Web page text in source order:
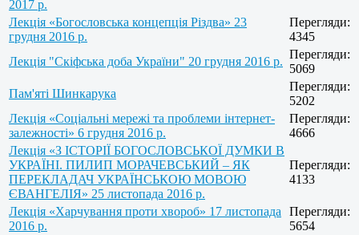
2017 р.
Лекція «Богословська концепція Різдва» 23
грудня 2016 р.
Перегляди:
4345
Лекція "Скіфська доба України" 20 грудня 2016 р.
Перегляди:
5069
Пам'яті Шинкарука
Перегляди:
5202
Лекція «Соціальні мережі та проблеми інтернет-
залежності» 6 грудня 2016 р.
Перегляди:
4666
Лекція «З ІСТОРІЇ БОГОСЛОВСЬКОЇ ДУМКИ В
УКРАЇНІ. ПИЛИП МОРАЧЕВСЬКИЙ – ЯК
ПЕРЕКЛАДАЧ УКРАЇНСЬКОЮ МОВОЮ
ЄВАНГЕЛІЯ» 25 листопада 2016 р.
Перегляди:
4133
Лекція «Харчування проти хвороб» 17 листопада
2016 р.
Перегляди:
5654